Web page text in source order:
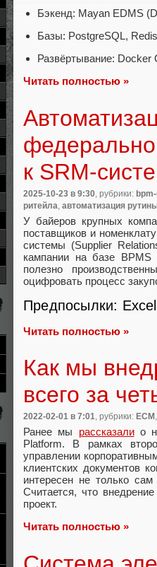
Бэкенд: Mayan EDMS
Базы: PostgreSQL,
Развёртывание: Docker
Читать полностью »
к SRM-
2025-10-23 в 9:30 , рубрики:
ритейла автоматизация
У байеров крупных
поставщиков и
системы (Supplier
кампании на базе BPMS
полезно
оцифровать процесс
Предпосылки:
Читать полностью »
Как мы
всего за
2022-02-01 в 7:01 , рубрики: ECM
Ранее мы рассказалио
Platform. В рамках
управлении
клиентских документов
интересен не только
Считается, что
проект.
Читать полностью »